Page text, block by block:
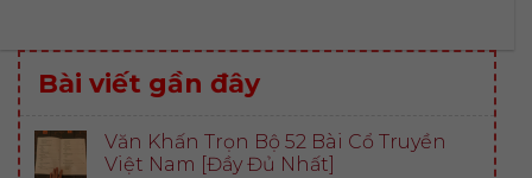
Bài viết gần đây
Văn Khấn Trọn Bộ 52 Bài Cổ Truyền
Việt Nam [Đầy Đủ Nhất]